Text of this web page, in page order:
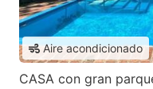
Aire acondicionado
CASA con gran